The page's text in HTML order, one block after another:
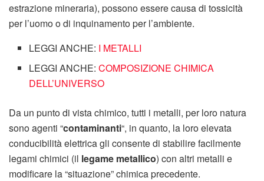
estrazione mineraria), possono essere causa di tossicità
per l’uomo o di inquinamento per l’ambiente.
LEGGI ANCHE: I METALLI
LEGGI ANCHE:COMPOSIZIONE CHIMICA
DELL’UNIVERSO
Da un punto di vista chimico, tutti i metalli, per loro natura
sono agenti “contaminanti“, in quanto, la loro elevata
conducibilità elettrica gli consente di stabilire facilmente
legami chimici (il legame metallico) con altri metalli e
modificare la “situazione” chimica precedente.